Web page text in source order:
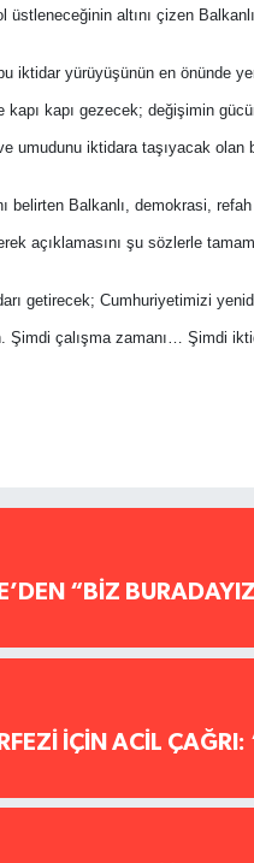
üstleneceğinin altını çizen
iktidar yürüyüşünün en önünde
kapı gezecek; değişimin
umudunu iktidara taşıyacak olan
belirten Balkanlı, demokrasi,
açıklamasını şu sözlerle
getirecek; Cumhuriyetimizi
Şimdi çalışma zamanı… Şimdi
“BİZ
İÇİN ACİL